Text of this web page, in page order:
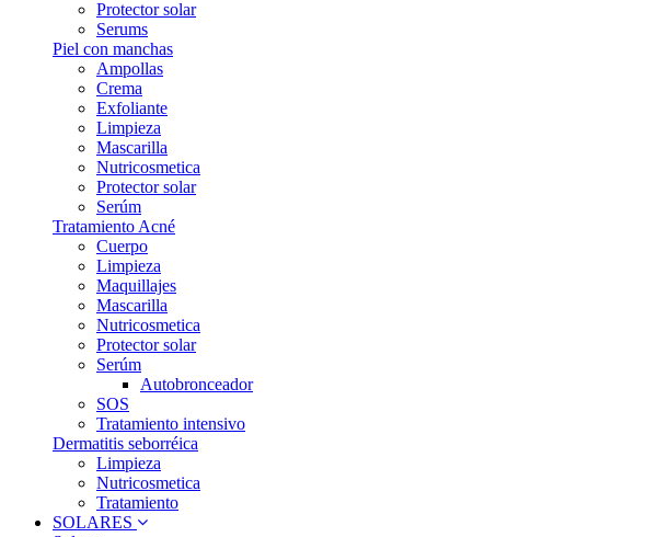
Protector solar
Serums
Piel con manchas
Ampollas
Crema
Exfoliante
Limpieza
Mascarilla
Nutricosmetica
Protector solar
Serúm
Tratamiento Acné
Cuerpo
Limpieza
Maquillajes
Mascarilla
Nutricosmetica
Protector solar
Serúm
Autobronceador
SOS
Tratamiento intensivo
Dermatitis seborréica
Limpieza
Nutricosmetica
Tratamiento
SOLARES